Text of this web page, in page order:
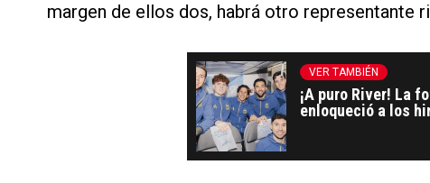
margen de ellos dos, habrá otro representante
VER TAMBIÉN
¡A puro River! La
enloqueció a los